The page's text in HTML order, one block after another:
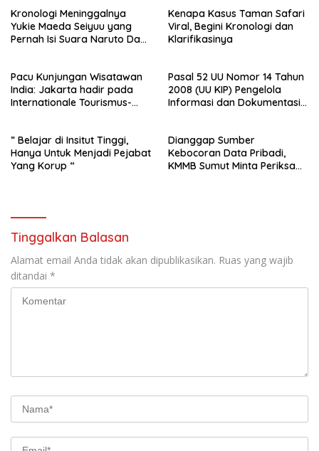
Kronologi Meninggalnya
Yukie Maeda Seiyuu yang
Pernah Isi Suara Naruto Dan
Kenapa Kasus Taman Safari
Viral, Begini Kronologi dan
Klarifikasinya
Pacu Kunjungan Wisatawan
India: Jakarta hadir pada
Internationale Tourismus-
Pasal 52 UU Nomor 14 Tahun
2008 (UU KIP) Pengelola
Informasi dan Dokumentasi :
” Belajar di Insitut Tinggi,
Hanya Untuk Menjadi Pejabat
Yang Korup “
Dianggap Sumber
Kebocoran Data Pribadi,
KMMB Sumut Minta Periksa
Tinggalkan Balasan
Alamat email Anda tidak akan dipublikasikan. Ruas yang wajib
ditandai *